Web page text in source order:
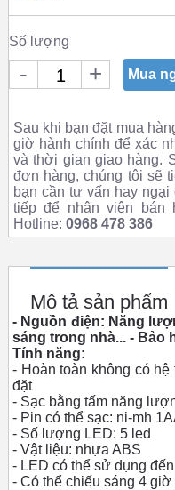
Số lượng
- + Mua
Sau khi bạn đặt mua
giờ hành chính để xác
và thời gian giao hàng.
đơn hàng, chúng tôi sẽ
bạn cần tư vấn hay
tiếp để nhân viên bán
Hotline: 0968 478 386
Mô tả sản phẩm
- Nguồn điện: Năng
sáng trong nhà... - Bảo
Tính năng:
- Hoàn toàn không có
đặt
- Sạc bằng tấm năng
- Pin có thể sạc: ni-mh
- Số lượng LED: 5 led
- Vật liệu: nhựa ABS
- LED có thể sử dụng
- Có thể chiếu sáng 4